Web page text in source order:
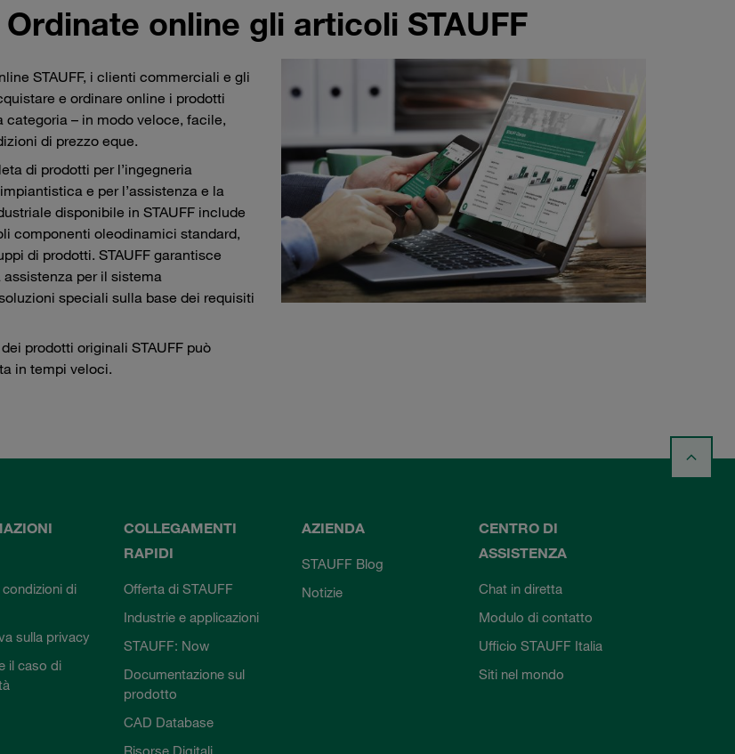
Ordinate online gli articoli STAUFF
STAUFF, i clienti commerciali e gli
e ordinare online i prodotti
categoria – in modo veloce, facile,
di prezzo eque.
di prodotti per l’ingegneria
e per l’assistenza e la
disponibile in STAUFF include
componenti oleodinamici standard,
di prodotti. STAUFF garantisce
per il sistema
speciali sulla base dei requisiti
prodotti originali STAUFF può
in tempi veloci.
condizioni di
sulla privacy
il caso di
COLLEGAMENTI
RAPIDI
Offerta di STAUFF
Industrie e applicazioni
STAUFF: Now
Documentazione sul
prodotto
CAD Database
Risorse Digitali
AZIENDA
STAUFF Blog
Notizie
CENTRO DI
ASSISTENZA
Chat in diretta
Modulo di contatto
Ufficio STAUFF Italia
Siti nel mondo